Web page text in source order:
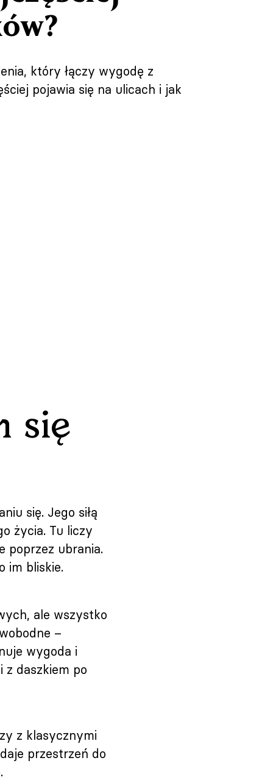
który łączy wygodę z
pojawia się na ulicach i jak
się
się. Jego siłą
życia. Tu liczy
poprzez ubrania.
im bliskie.
ale wszystko
–
wygoda i
z daszkiem po
z klasycznymi
przestrzeń do